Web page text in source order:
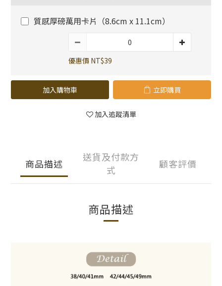
質感厚磅萬用卡片（8.6cm x 11.1cm）
優惠價 NT$39
加入購物車 立即購買
加入追蹤清單
商品描述
送貨及付款方
式
顧客評價
商品描述